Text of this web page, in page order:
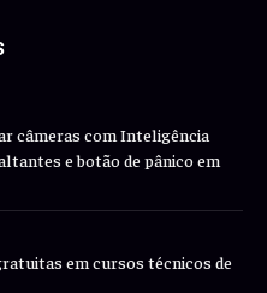
câmeras com Inteligência
e botão de pânico em
em cursos técnicos de